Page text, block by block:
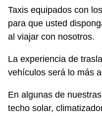
Taxis equipados con
para que usted
al viajar con nosotros.
La experiencia de
vehículos será lo más
En algunas de
techo solar,